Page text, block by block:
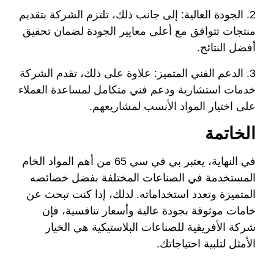
2. الجودة العالية: إلى جانب ذلك، تلتزم الشركة بتقديم
منتجات تتوافق مع أعلى معايير الجودة لضمان تحقيق
أفضل النتائج.
3. الدعم الفني المتميز: علاوة على ذلك، تقدم الشركة
خدمات استشارية ودعم فني متكامل لمساعدة العملاء
على اختيار المواد الأنسب لمشاريعهم.
الخاتمة
في النهاية، يعتبر بي في سي 65 من أهم المواد الخام
المستخدمة في الصناعات المختلفة بفضل خصائصه
المتميزة وتعدد استخداماته. لذلك، إذا كنت تبحث عن
خامات موثوقة بجودة عالية وأسعار تنافسية، فإن
شركة الأفريقية للصناعات البلاستيكية هي الخيار
الأمثل لتلبية احتياجاتك.